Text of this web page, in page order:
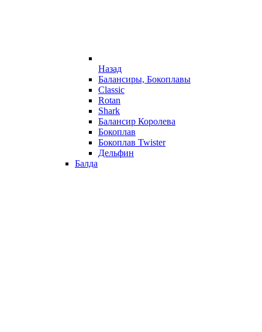
Назад
Балансиры, Бокоплавы
Classic
Rotan
Shark
Балансир Королева
Бокоплав
Бокоплав Twister
Дельфин
Балда